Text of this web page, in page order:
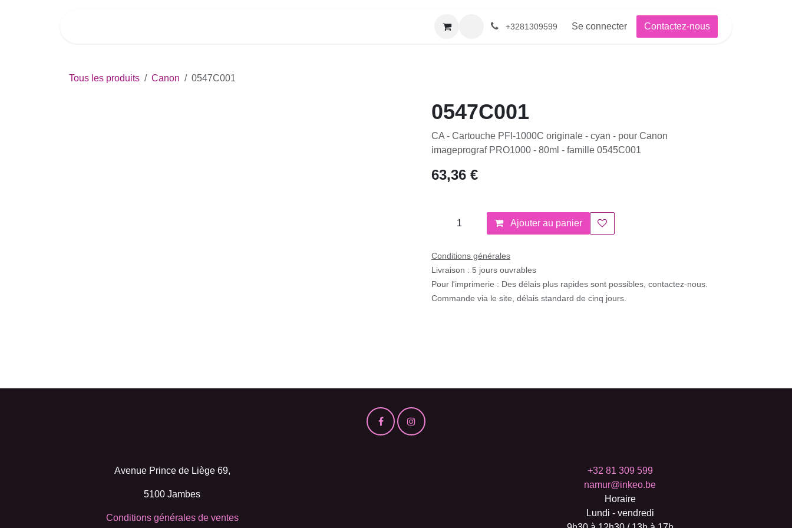
+3281309599 Se connecter Contactez-nous
Tous les produits Canon 0547C001
0547C001
CA - Cartouche PFI-1000C originale - cyan - pour Canon imageprograf
PRO1000 - 80ml - famille 0545C001
63,36€
Ajouter au panier
Conditions générales
Livraison : 5 jours ouvrables
Pour l'imprimerie : Des délais plus rapides sont possibles, contactez-nous.
Commande via le site, délais standard de cinq jours.